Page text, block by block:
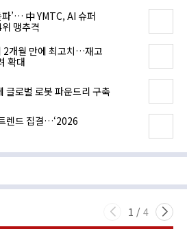
’… 中 YMTC, AI 슈퍼
맹추격
2개월 만에 최고치…재고
확대
글로벌 로봇 파운드리 구축
렌드 집결…‘2026
1 / 4